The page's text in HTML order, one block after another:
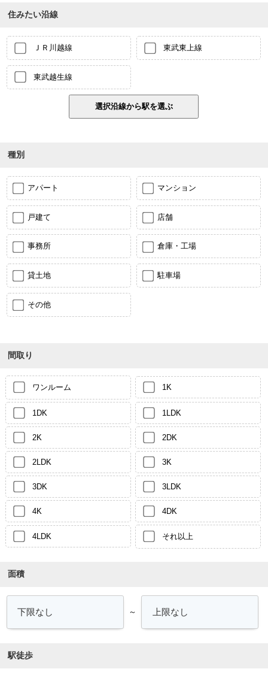
住みたい沿線
ＪＲ川越線 東武東上線
東武越生線
種別
アパート マンション
戸建て 店舗
事務所 倉庫・工場
貸土地 駐車場
その他
間取り
ワンルーム 1K
1DK 1LDK
2K 2DK
2LDK 3K
3DK 3LDK
4K 4DK
4LDK それ以上
面積
～
駅徒歩